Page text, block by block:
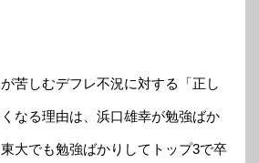
苦しむデフレ不況に対する「正し
なる理由は、浜口雄幸が勉強ばか
大でも勉強ばかりしてトップ3で卒